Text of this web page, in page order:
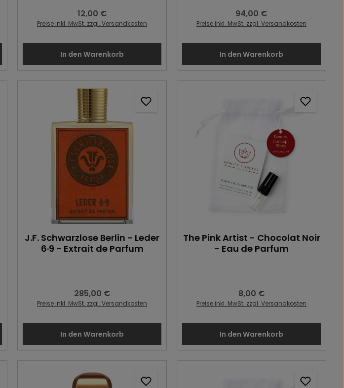
Regulärer Preis:
12,00 €
Preise inkl. MwSt. zzgl. Versandkosten
In den Warenkorb
Regulärer Preis:
94,00 €
Preise inkl. MwSt. zzgl. Versandkosten
In den Warenkorb
J.F. Schwarzlose Berlin - Leder
6·9 - Extrait de Parfum
Regulärer Preis:
285,00 €
Preise inkl. MwSt. zzgl. Versandkosten
In den Warenkorb
The Pink Artist - Chocolat Noir
- Eau de Parfum
Regulärer Preis:
8,00 €
Preise inkl. MwSt. zzgl. Versandkosten
In den Warenkorb